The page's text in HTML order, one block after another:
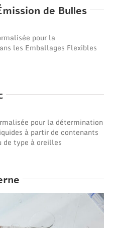
de Bulles
pour la
les Emballages Flexibles
pour la détermination
à partir de contenants
de type à oreilles